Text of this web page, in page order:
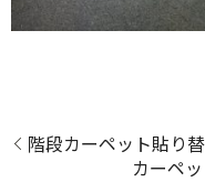
階段カーペット貼り
カーペ